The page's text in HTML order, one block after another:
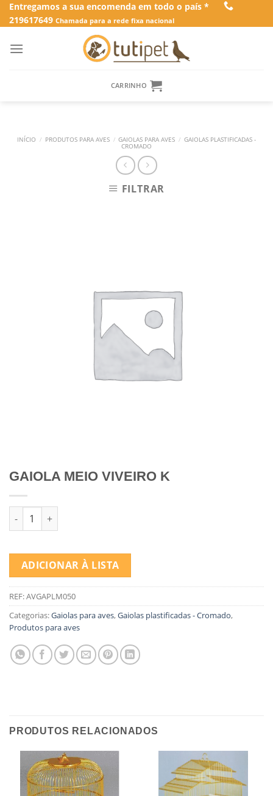
SkipEntregamos a sua encomenda em todo o país *
219617649 Chamada para a rede fixa nacional
CARRINHO
INÍCIO / PRODUTOS PARA AVES / GAIOLAS PARA AVES / GAIOLAS PLASTIFICADAS -
CROMADO
FILTRAR
GAIOLA MEIO VIVEIRO K
Quantidade de GAIOLA MEIO VIVEIRO K
ADICIONAR À LISTA
REF:AVGAPLM050
Categorias:Gaiolas para aves,Gaiolas plastificadas - Cromado,
Produtos para aves
PRODUTOS RELACIONADOS